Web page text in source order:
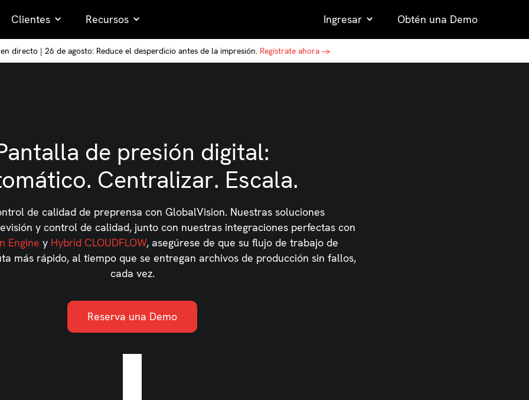
Clientes Recursos Ingresar Obtén una Demo
directo | 26 de agosto: Reduce el desperdicio antes de la impresión. Regístrate ahora →
de presión digital:
Centralizar. Escala.
de calidad de preprensa con GlobalVision. Nuestras soluciones
y control de calidad, junto con nuestras integraciones perfectas con
Engine y Hybrid CLOUDFLOW, asegúrese de que su flujo de trabajo de
más rápido, al tiempo que se entregan archivos de producción sin fallos,
cada vez.
Reserva una Demo